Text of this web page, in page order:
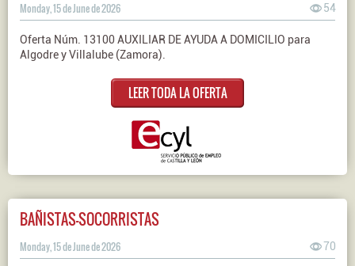
Monday, 15 de June de 2026 54
Oferta Núm. 13100 AUXILIAR DE AYUDA A DOMICILIO para
Algodre y Villalube (Zamora).
LEER TODA LA OFERTA
BAÑISTAS-SOCORRISTAS
Monday, 15 de June de 2026 70